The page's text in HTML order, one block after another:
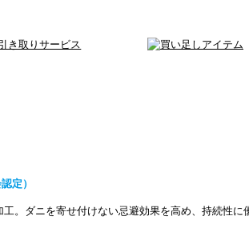
定）
。ダニを寄せ付けない忌避効果を高め、持続性に